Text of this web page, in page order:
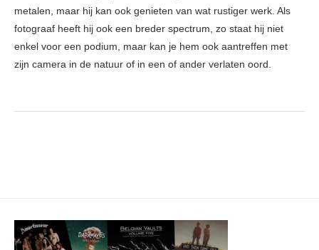
metalen, maar hij kan ook genieten van wat rustiger werk. Als
fotograaf heeft hij ook een breder spectrum, zo staat hij niet
enkel voor een podium, maar kan je hem ook aantreffen met
zijn camera in de natuur of in een of ander verlaten oord.